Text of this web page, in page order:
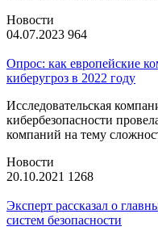
Новости
04.07.2023 964
Опрос: как европейские
киберугроз в 2022 году
Исследовательская
кибербезопасности
компаний на тему
Новости
20.10.2021 1268
Эксперт рассказал о
систем безопасности